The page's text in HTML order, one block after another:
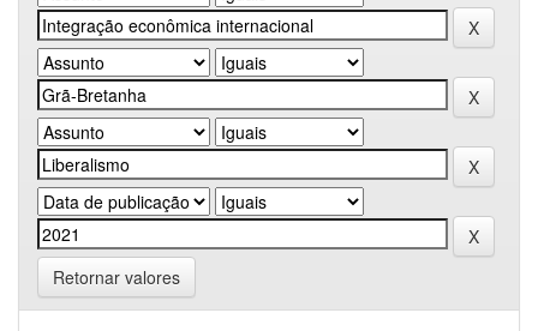
Retornar valores